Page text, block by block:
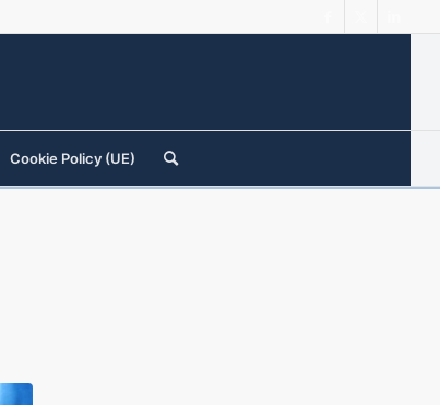
Cookie Policy (UE)